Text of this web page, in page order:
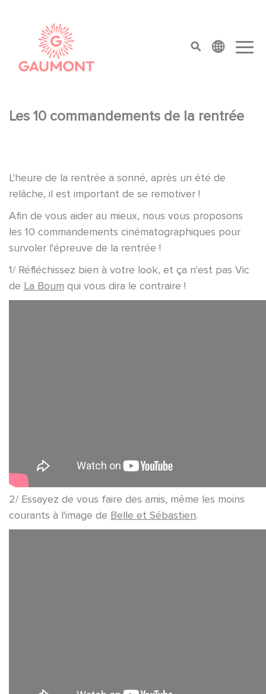
top menu
Les 10 commandements de la rentrée
L'heure de la rentrée a sonné, après un été de
relâche, il est important de se remotiver !
Afin de vous aider au mieux, nous vous proposons
les 10 commandements cinématographiques pour
survoler l'épreuve de la rentrée !
1/ Réfléchissez bien à votre look, et ça n'est pas Vic
de La Boum qui vous dira le contraire !
2/ Essayez de vous faire des amis, même les moins
courants à l'image de Belle et Sébastien.